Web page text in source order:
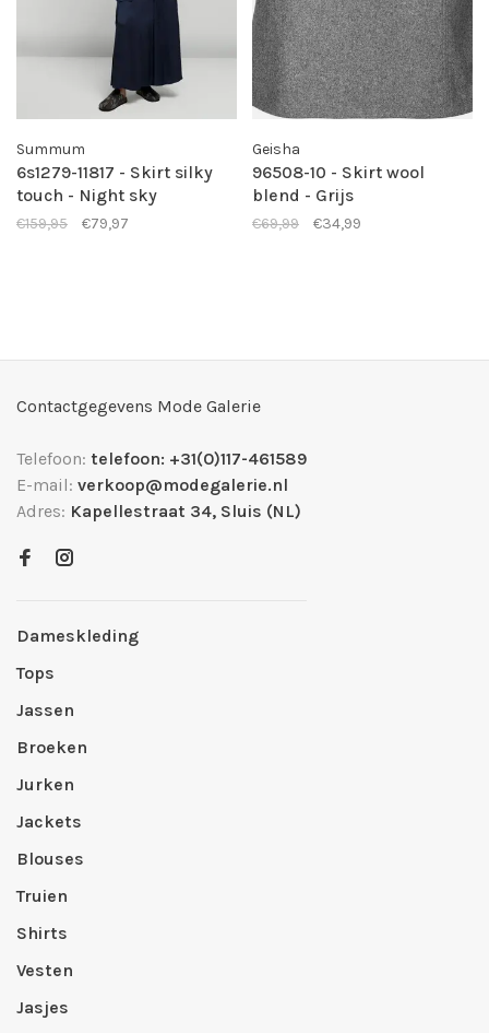
Summum
6s1279-11817 - Skirt silky
touch - Night sky
€159,95 €79,97
Geisha
96508-10 - Skirt wool
blend - Grijs
€69,99 €34,99
Contactgegevens Mode Galerie
Telefoon: telefoon: +31(0)117-461589
E-mail: verkoop@modegalerie.nl
Adres: Kapellestraat 34, Sluis (NL)
Dameskleding
Tops
Jassen
Broeken
Jurken
Jackets
Blouses
Truien
Shirts
Vesten
Jasjes